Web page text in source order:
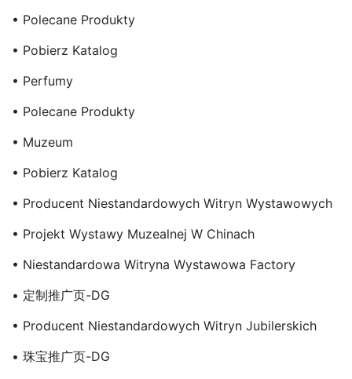
• Polecane Produkty
• Pobierz Katalog
• Perfumy
• Polecane Produkty
• Muzeum
• Pobierz Katalog
• Producent Niestandardowych Witryn Wystawowych
• Projekt Wystawy Muzealnej W Chinach
• Niestandardowa Witryna Wystawowa Factory
• 定制推广页-DG
• Producent Niestandardowych Witryn Jubilerskich
• 珠宝推广页-DG